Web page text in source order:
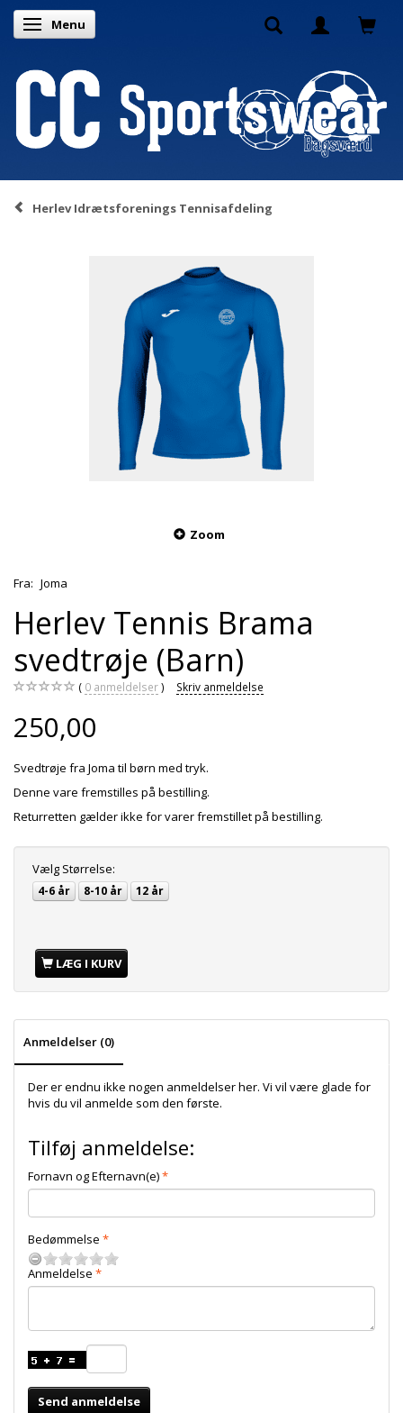
Skifte navigation
Menu
Herlev Idrætsforenings Tennisafdeling
Zoom
Fra: Joma
Herlev Tennis Brama
svedtrøje (Barn)
0 anmeldelser Skriv anmeldelse
250,00
Svedtrøje fra Joma til børn med tryk.
Denne vare fremstilles på bestilling.
Returretten gælder ikke for varer fremstillet på bestilling.
Vælg Størrelse:
4-6 år 8-10 år 12 år
LÆG I KURV
Anmeldelser (0)
Der er endnu ikke nogen anmeldelser her. Vi vil være glade for
hvis du vil anmelde som den første.
Tilføj anmeldelse:
Fornavn og Efternavn(e)
Bedømmelse
Anmeldelse
Send anmeldelse